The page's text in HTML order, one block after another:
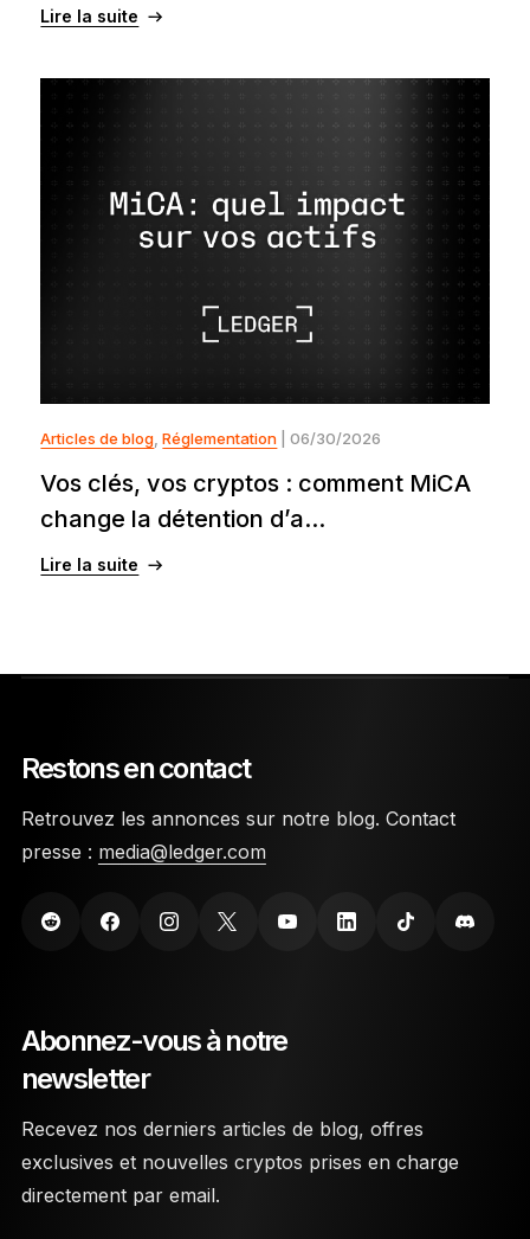
Lire la suite
Articles de blog ,Réglementation | 06/30/2026
Vos clés, vos cryptos : comment MiCA
change la détention d’a...
Lire la suite
Restons en contact
Retrouvez les annonces sur notre blog. Contact
presse : media@ledger.com
Abonnez-vous à notre
newsletter
Recevez nos derniers articles de blog, offres
exclusives et nouvelles cryptos prises en charge
directement par email.